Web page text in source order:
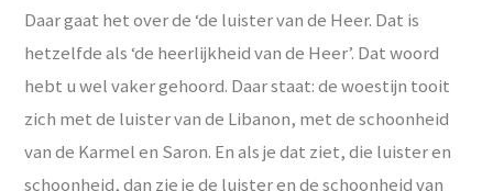
Daar gaat het over de ‘de luister van de Heer. Dat is
hetzelfde als ‘de heerlijkheid van de Heer’. Dat woord
hebt u wel vaker gehoord. Daar staat: de woestijn tooit
zich met de luister van de Libanon, met de schoonheid
van de Karmel en Saron. En als je dat ziet, die luister en
schoonheid, dan zie je de luister en de schoonheid van